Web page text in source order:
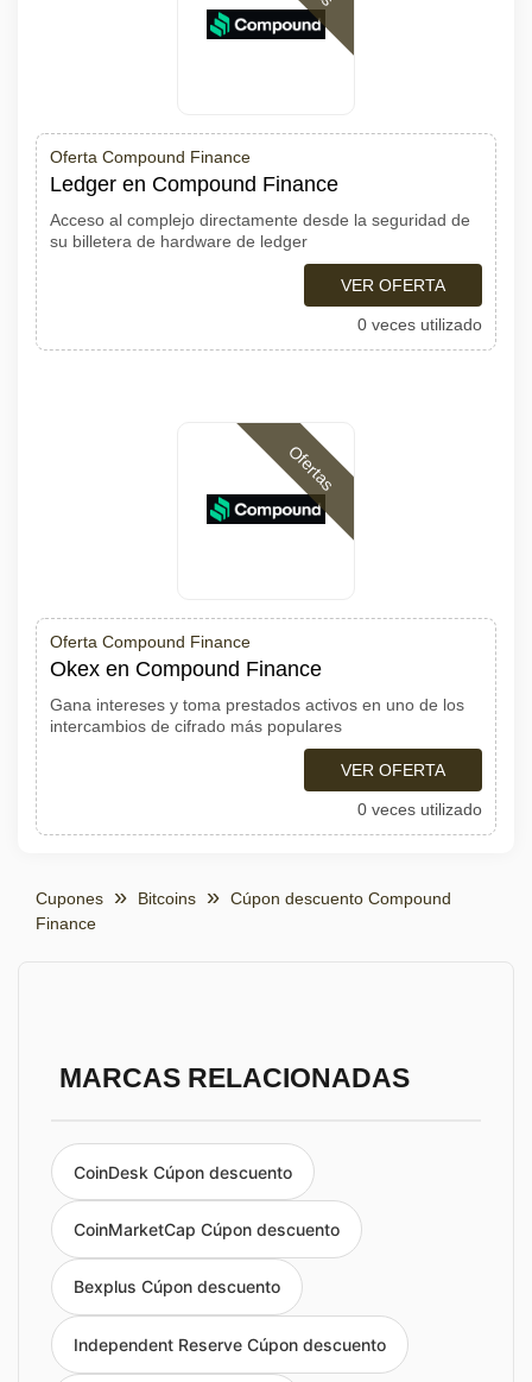
Oferta Compound Finance
Ledger en Compound Finance
Acceso al complejo directamente desde la seguridad de
su billetera de hardware de ledger
VER OFERTA
0 veces utilizado
Ofertas
Oferta Compound Finance
Okex en Compound Finance
Gana intereses y toma prestados activos en uno de los
intercambios de cifrado más populares
VER OFERTA
0 veces utilizado
Cupones Bitcoins
Cúpon descuento Compound
Finance
MARCAS RELACIONADAS
CoinDesk Cúpon descuento
CoinMarketCap Cúpon descuento
Bexplus Cúpon descuento
Independent Reserve Cúpon descuento